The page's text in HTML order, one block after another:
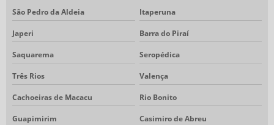
São Pedro da Aldeia Itaperuna
Japeri Barra do Piraí
Saquarema Seropédica
Três Rios Valença
Cachoeiras de Macacu Rio Bonito
Guapimirim Casimiro de Abreu